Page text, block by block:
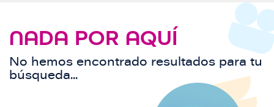
NADA POR AQUÍ
No hemos encontrado resultados para tu
búsqueda...